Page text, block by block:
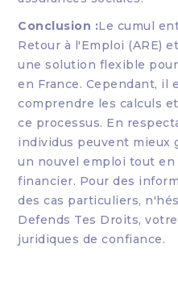
Conclusion :Le cumul
Retour à l'Emploi (ARE)
une solution flexible
en France. Cependant, il
comprendre les calculs
ce processus. En
individus peuvent mieux
un nouvel emploi tout
financier. Pour des
des cas particuliers,
Defends Tes Droits,
juridiques de confiance.